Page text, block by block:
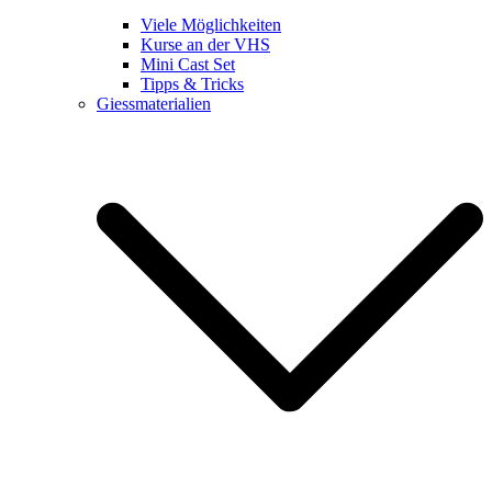
Viele Möglichkeiten
Kurse an der VHS
Mini Cast Set
Tipps & Tricks
Giessmaterialien